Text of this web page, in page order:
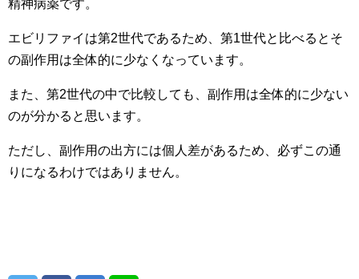
精神病薬です。
エビリファイは第2世代であるため、第1世代と比べるとそ
の副作用は全体的に少なくなっています。
また、第2世代の中で比較しても、副作用は全体的に少ない
のが分かると思います。
ただし、副作用の出方には個人差があるため、必ずこの通
りになるわけではありません。